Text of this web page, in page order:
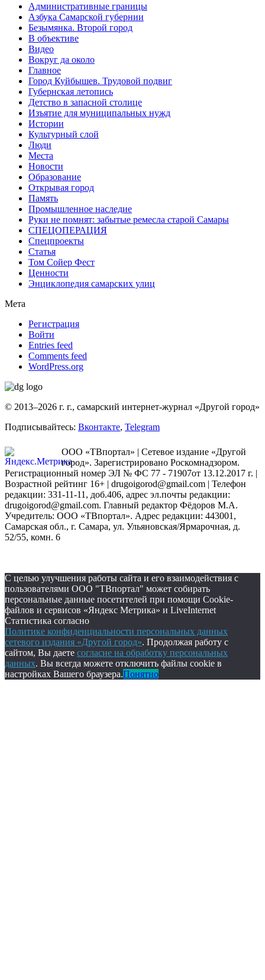
Административные границы
Азбука Самарской губернии
Безымянка. Второй город
В объективе
Видео
Вокруг да около
Главное
Город Куйбышев. Трудовой подвиг
Губернская летопись
Детство в запасной столице
Изъятие для муниципальных нужд
Истории
Культурный слой
Люди
Места
Новости
Образование
Открывая город
Память
Промышленное наследие
Руки не помнят: забытые ремесла старой Самары
СПЕЦОПЕРАЦИЯ
Спецпроекты
Статья
Том Сойер Фест
Ценности
Энциклопедия самарских улиц
Мета
Регистрация
Войти
Entries feed
Comments feed
WordPress.org
© 2013–2026 г. г., самарский интернет-журнал «Другой город»
Подписывайтесь: Вконтакте, Telegram
ООО «ТВпортал» | Сетевое издание «Другой
город». Зарегистрировано Роскомнадзором.
Регистрационный номер ЭЛ № ФС 77 - 71907от 13.12.2017 г. |
Возрастной рейтинг 16+ | drugoigorod@gmail.com | Телефон
редакции: 331-11-11, доб.406, адрес эл.почты редакции:
drugoigorod@gmail.com. Главный редактор Фёдоров М.А.
Учредитель: ООО «ТВпортал». Адрес редакции: 443001,
Самарская обл., г. Самара, ул. Ульяновская/Ярмарочная, д.
52/55, комн. 6
С целью улучшения работы сайта и его взаимодействия с
пользователями ООО "ТВпортал" может собирать
персональные данные посетителей при помощи Cookie-
файлов и сервисов «Яндекс Метрика» и LiveInternet
Статистика согласно
Политике конфиденциальности персональных данных
сетевого издания «Другой город». Продолжая работу с
сайтом, Вы даете согласие на обработку персональных
данных. Вы всегда можете отключить файлы cookie в
настройках Вашего браузера.Понятно